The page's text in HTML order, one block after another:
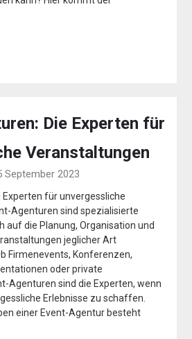
Die Experten für
Veranstaltungen
2023
Experten für unvergessliche
Agenturen sind spezialisierte
auf die Planung, Organisation und
jeglicher Art
Firmenevents, Konferenzen,
oder private
Agenturen sind die Experten, wenn
Erlebnisse zu schaffen.
einer Event-Agentur besteht